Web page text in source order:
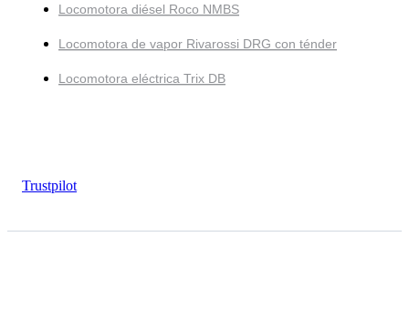
Locomotora diésel Roco NMBS
Locomotora de vapor Rivarossi DRG con ténder
Locomotora eléctrica Trix DB
Trustpilot